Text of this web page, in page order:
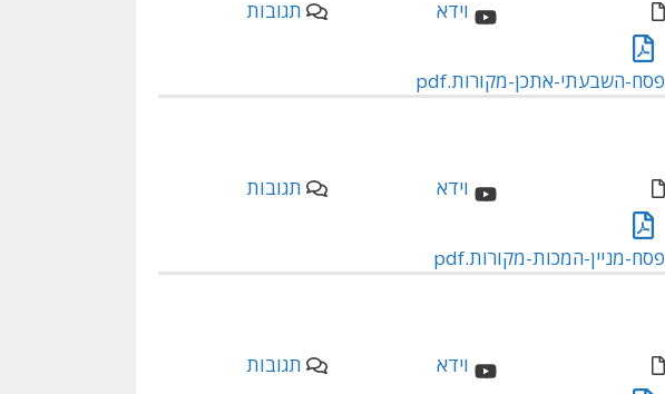
פסח-השבעתי-אתכן-מקורות.pdf
תגובות
פסח-מניין-המכות-מקורות.pdf
תגובות
תגובות